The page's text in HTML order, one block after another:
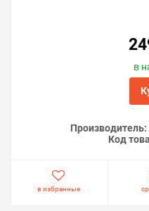
в
Производитель:
Код
в избранные